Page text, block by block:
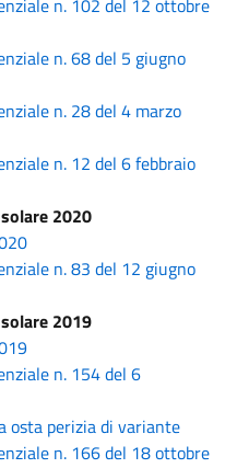
n. 68 del 5 giugno
n. 28 del 4 marzo
n. 12 del 6 febbraio
2020
n. 83 del 12 giugno
2019
n. 154 del 6
osta perizia di variante
n. 166 del 18 ottobre